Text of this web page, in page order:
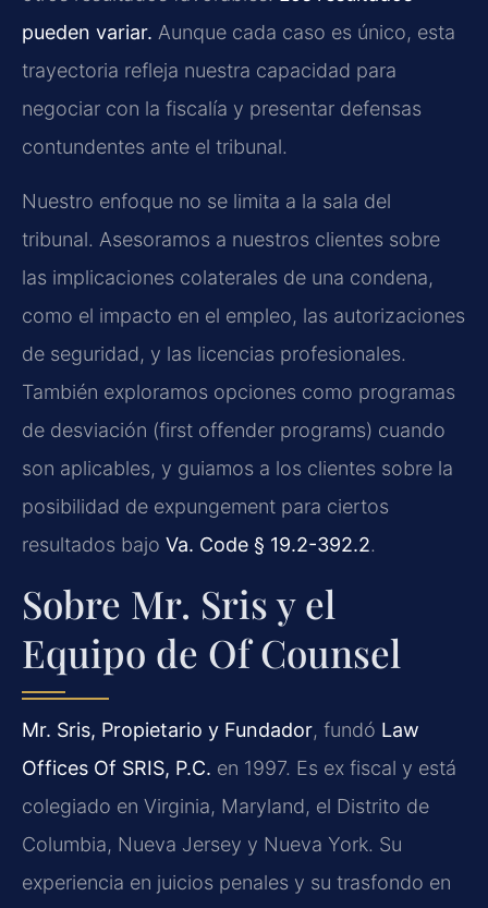
pueden variar. Aunque cada caso es único, esta
trayectoria refleja nuestra capacidad para
negociar con la fiscalía y presentar defensas
contundentes ante el tribunal.
Nuestro enfoque no se limita a la sala del
tribunal. Asesoramos a nuestros clientes sobre
las implicaciones colaterales de una condena,
como el impacto en el empleo, las autorizaciones
de seguridad, y las licencias profesionales.
También exploramos opciones como programas
de desviación (first offender programs) cuando
son aplicables, y guiamos a los clientes sobre la
posibilidad de expungement para ciertos
resultados bajo Va. Code § 19.2-392.2.
Sobre Mr. Sris y el
Equipo de Of Counsel
Mr. Sris, Propietario y Fundador, fundó Law
Offices Of SRIS, P.C. en 1997. Es ex fiscal y está
colegiado en Virginia, Maryland, el Distrito de
Columbia, Nueva Jersey y Nueva York. Su
experiencia en juicios penales y su trasfondo en